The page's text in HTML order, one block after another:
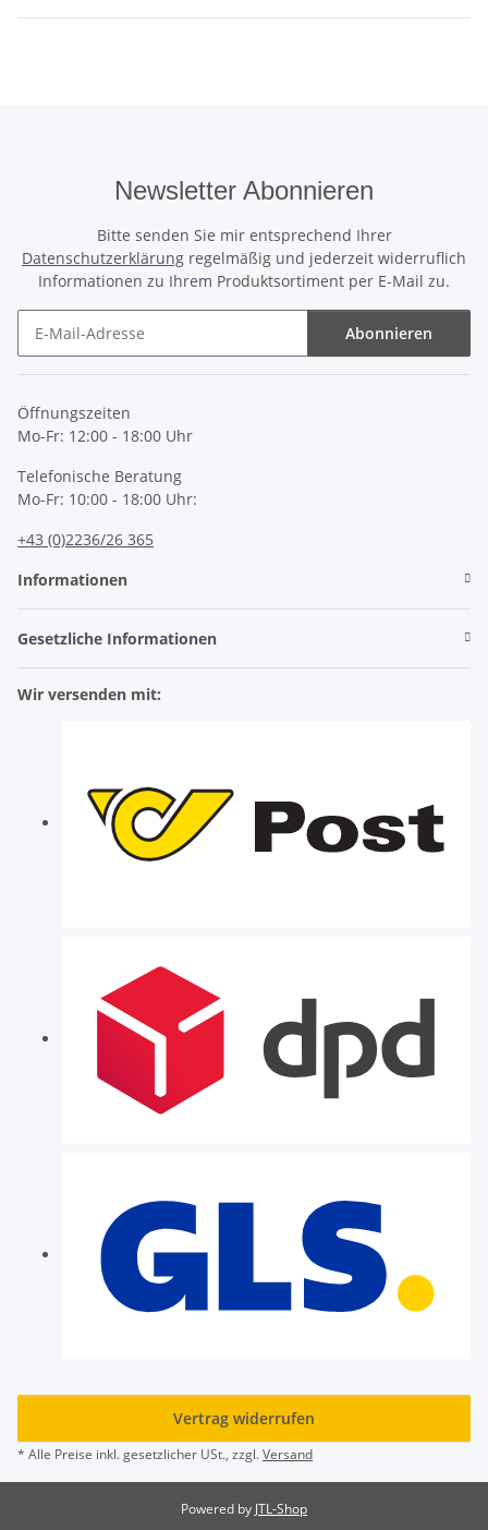
Newsletter Abonnieren
Bitte senden Sie mir entsprechend Ihrer
Datenschutzerklärung regelmäßig und jederzeit widerruflich
Informationen zu Ihrem Produktsortiment per E-Mail zu.
Abonnieren
Öffnungszeiten
Mo-Fr: 12:00 - 18:00 Uhr
Telefonische Beratung
Mo-Fr: 10:00 - 18:00 Uhr:
+43 (0)2236/26 365
Informationen
Gesetzliche Informationen
Wir versenden mit:
Vertrag widerrufen
* Alle Preise inkl. gesetzlicher USt., zzgl.Versand
Powered by JTL-Shop